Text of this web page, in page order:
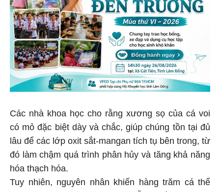
Các nhà khoa học cho rằng xương sọ của cá voi
có mỏ đặc biệt dày và chắc, giúp chúng tồn tại đủ
lâu để các lớp oxit sắt-mangan tích tụ bên trong, từ
đó làm chậm quá trình phân hủy và tăng khả năng
hóa thạch hóa.
Tuy nhiên, nguyên nhân khiến hàng trăm cá thể